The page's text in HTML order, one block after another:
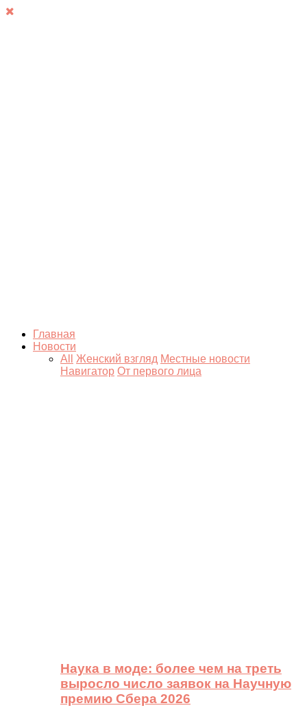
Главная
Новости
All
Женский взгляд Местные новости
Навигатор От первого лица
Наука в моде: более чем на треть
выросло число заявок на Научную
премию Сбера 2026